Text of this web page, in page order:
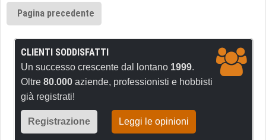
Pagina precedente
CLIENTI SODDISFATTI
Un successo crescente dal lontano 1999.
Oltre 80.000 aziende, professionisti e hobbisti
già registrati!
Registrazione Leggi le opinioni